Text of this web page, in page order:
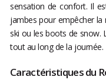
sensation de confort. Il
jambes pour empêcher la
ski ou les boots de snow.
tout au long de la journée.
Caractéristiques du